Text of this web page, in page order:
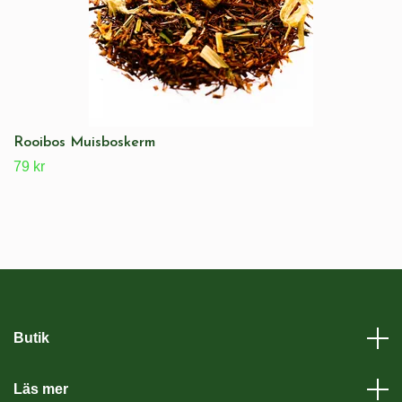
Rooibos Muisboskerm
79 kr
Butik
Läs mer